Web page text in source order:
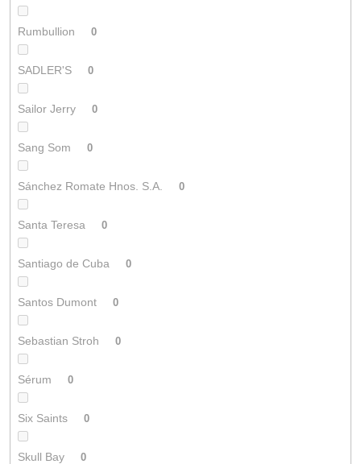
Rumbullion 0
SADLER'S 0
Sailor Jerry 0
Sang Som 0
Sánchez Romate Hnos. S.A. 0
Santa Teresa 0
Santiago de Cuba 0
Santos Dumont 0
Sebastian Stroh 0
Sérum 0
Six Saints 0
Skull Bay 0